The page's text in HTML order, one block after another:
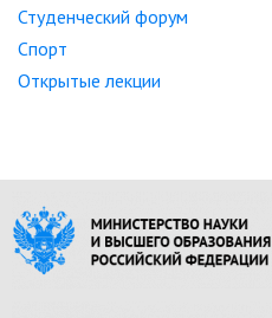
Студенческий форум
Спорт
Открытые лекции